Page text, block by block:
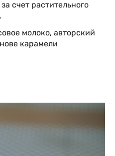
счет растительного
молоко, авторский
карамели